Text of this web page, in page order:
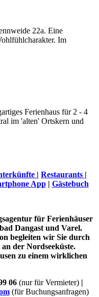
22a. Eine
Im
Ferienhaus für 2 - 4
im 'alten' Ortskern und
| Restaurants |
App| Gästebuch
für Ferienhäuser
Dangast und Varel.
begleiten wir Sie durch
der Nordseeküste.
zu einem wirklichen
06 (nur für Vermieter) |
(für Buchungsanfragen)